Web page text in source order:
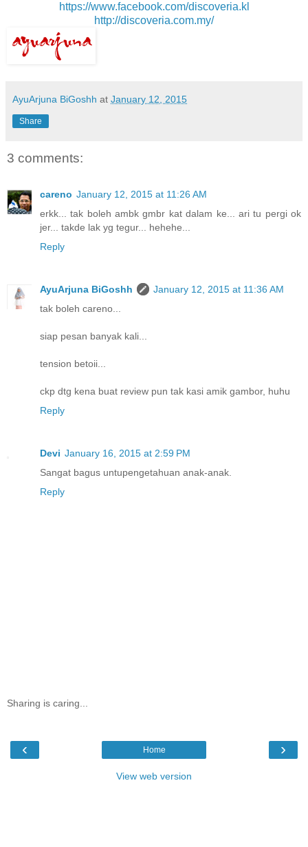
https://www.facebook.com/discoveria.kl
http://discoveria.com.my/
AyuArjuna BiGoshh at January 12, 2015
Share
3 comments:
careno January 12, 2015 at 11:26 AM
erkk... tak boleh ambk gmbr kat dalam ke... ari tu pergi ok
jer... takde lak yg tegur... hehehe...
Reply
AyuArjuna BiGoshh
January 12, 2015 at 11:36 AM
tak boleh careno...
siap pesan banyak kali...
tension betoii...
ckp dtg kena buat review pun tak kasi amik gambor, huhu
Reply
Devi January 16, 2015 at 2:59 PM
Sangat bagus untupengetahuan anak-anak.
Reply
Sharing is caring...
‹ ›
Home
View web version